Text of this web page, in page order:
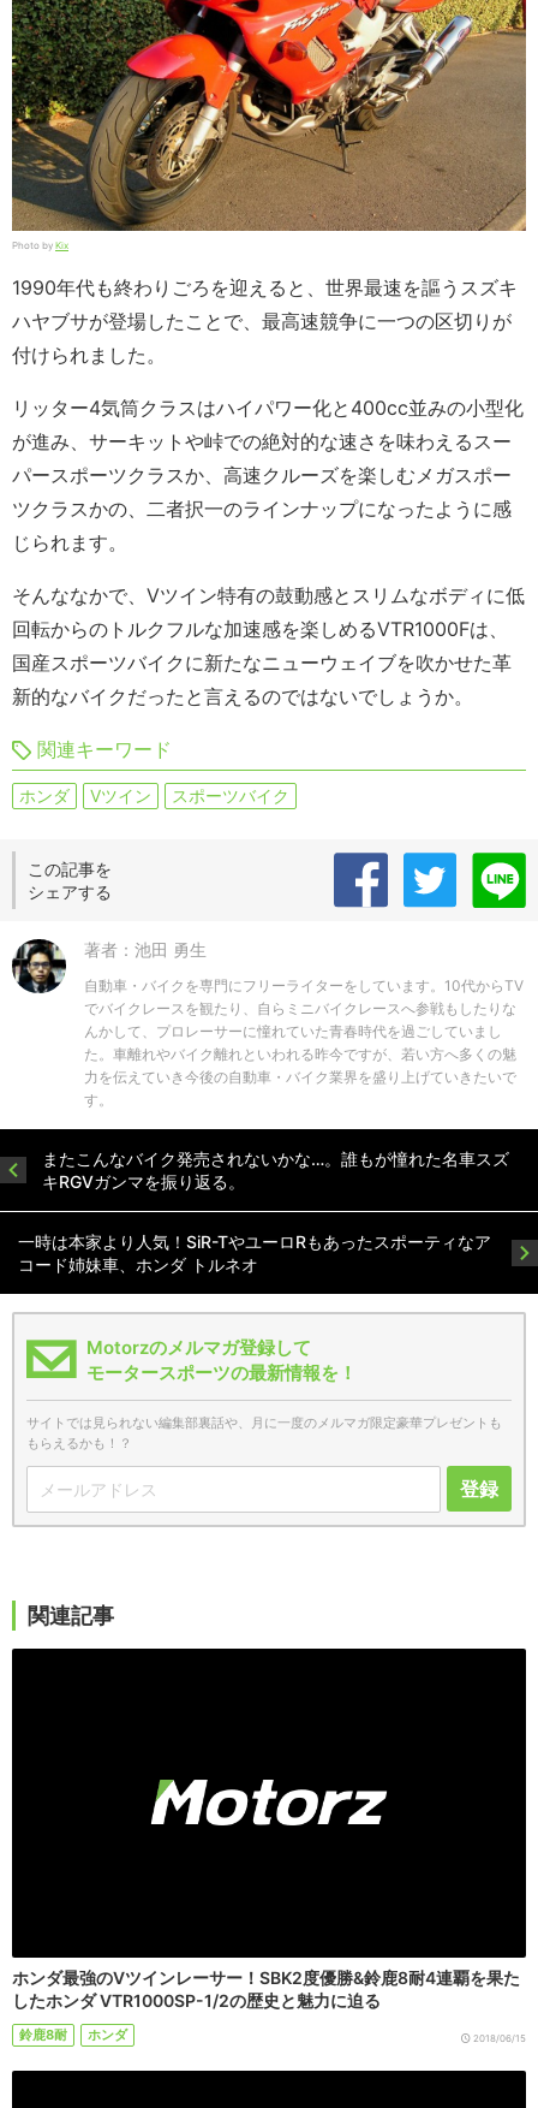
Photo by Kix
1990年代も終わりごろを迎えると、世界最速を謳うスズキ
ハヤブサが登場したことで、最高速競争に一つの区切りが
付けられました。
リッター4気筒クラスはハイパワー化と400cc並みの小型化
が進み、サーキットや峠での絶対的な速さを味わえるスー
パースポーツクラスか、高速クルーズを楽しむメガスポー
ツクラスかの、二者択一のラインナップになったように感
じられます。
そんななかで、Vツイン特有の鼓動感とスリムなボディに低
回転からのトルクフルな加速感を楽しめるVTR1000Fは、
国産スポーツバイクに新たなニューウェイブを吹かせた革
新的なバイクだったと言えるのではないでしょうか。
関連キーワード
ホンダ Vツイン スポーツバイク
この記事を
シェアする
著者：池田 勇生
自動車・バイクを専門にフリーライターをしています。10代からTV
でバイクレースを観たり、自らミニバイクレースへ参戦もしたりな
んかして、プロレーサーに憧れていた青春時代を過ごしていまし
た。車離れやバイク離れといわれる昨今ですが、若い方へ多くの魅
力を伝えていき今後の自動車・バイク業界を盛り上げていきたいで
す。
またこんなバイク発売されないかな…。誰もが憧れた名車スズ
キRGVガンマを振り返る。
一時は本家より人気！SiR-TやユーロRもあったスポーティなア
コード姉妹車、ホンダ トルネオ
Motorzのメルマガ登録して
モータースポーツの最新情報を！
サイトでは見られない編集部裏話や、月に一度のメルマガ限定豪華プレゼントも
もらえるかも！？
登録
関連記事
ホンダ最強のVツインレーサー！SBK2度優勝&鈴鹿8耐4連覇を果た
したホンダ VTR1000SP-1/2の歴史と魅力に迫る
鈴鹿8耐 ホンダ 2018/06/15